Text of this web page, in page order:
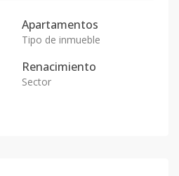
Apartamentos
Tipo de inmueble
Renacimiento
Sector